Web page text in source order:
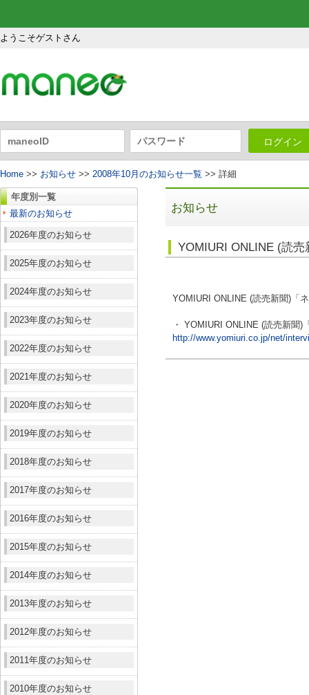
ようこそゲストさん
ログイン
Home >> お知らせ >> 2008年10月のお知らせ一覧 >> 詳細
年度別一覧
最新のお知らせ
2026年度のお知らせ
2025年度のお知らせ
2024年度のお知らせ
2023年度のお知らせ
2022年度のお知らせ
2021年度のお知らせ
2020年度のお知らせ
2019年度のお知らせ
2018年度のお知らせ
2017年度のお知らせ
2016年度のお知らせ
2015年度のお知らせ
2014年度のお知らせ
2013年度のお知らせ
2012年度のお知らせ
2011年度のお知らせ
2010年度のお知らせ
お知らせ
YOMIURI ONLINE (読
YOMIURI ONLINE (読売新聞)「
・ YOMIURI ONLINE (読売新聞)
http://www.yomiuri.co.jp/net/